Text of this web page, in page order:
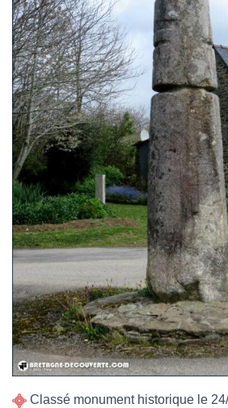
Classé monument historique le